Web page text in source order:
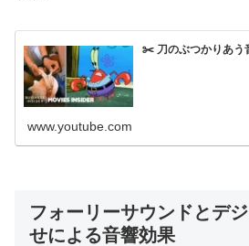
✂️ 刀のぶつかりあう
www.youtube.com
フォーリーサウンドとデ
せによる音響効果